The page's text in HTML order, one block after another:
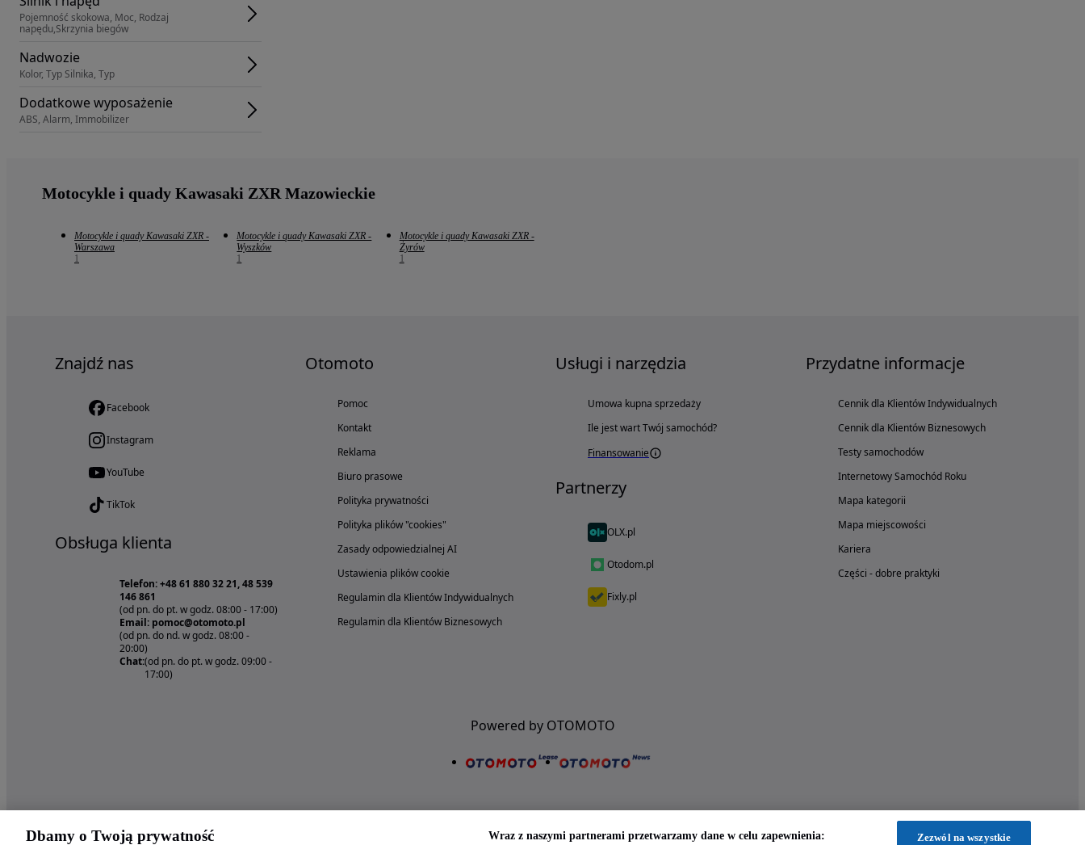
Pojemność skokowa, Moc, Rodzaj
napędu,Skrzynia biegów
Nadwozie
Kolor, Typ Silnika, Typ
Dodatkowe wyposażenie
ABS, Alarm, Immobilizer
Motocykle i quady Kawasaki ZXR Mazowieckie
Motocykle i quady Kawasaki ZXR -
Warszawa
1
Motocykle i quady Kawasaki ZXR -
Wyszków
1
Motocykle i quady Kawasaki ZXR -
Żyrów
1
Znajdź nas
Facebook
Instagram
YouTube
TikTok
Obsługa klienta
Telefon: +48 61 880 32 21, 48 539
146 861
(od pn. do pt. w godz. 08:00 - 17:00)
Email: pomoc@otomoto.pl
(od pn. do nd. w godz. 08:00 -
20:00)
Chat:(od pn. do pt. w godz. 09:00 -
17:00)
Otomoto
Pomoc
Kontakt
Reklama
Biuro prasowe
Polityka prywatności
Polityka plików "cookies"
Zasady odpowiedzialnej AI
Ustawienia plików cookie
Regulamin dla Klientów Indywidualnych
Regulamin dla Klientów Biznesowych
Usługi i narzędzia
Umowa kupna sprzedaży
Ile jest wart Twój samochód?
Finansowanie
Partnerzy
OLX.pl
Otodom.pl
Fixly.pl
Przydatne informacje
Cennik dla Klientów Indywidualnych
Cennik dla Klientów Biznesowych
Testy samochodów
Internetowy Samochód Roku
Mapa kategorii
Mapa miejscowości
Kariera
Części - dobre praktyki
Powered by OTOMOTO
Dbamy o Twoją prywatność Wraz z naszymi partnerami przetwarzamy dane w celu zapewnienia: Zezwól na wszystkie